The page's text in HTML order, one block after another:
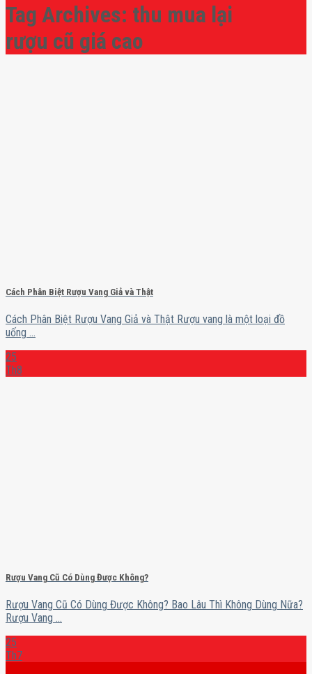
Tag Archives: thu mua lại
rượu cũ giá cao
Cách Phân Biệt Rượu Vang Giả và Thật
Cách Phân Biệt Rượu Vang Giả và Thật Rượu vang là một loại đồ
uống ...
25
Th8
Rượu Vang Cũ Có Dùng Được Không?
Rượu Vang Cũ Có Dùng Được Không? Bao Lâu Thì Không Dùng Nữa?
Rượu Vang ...
25
Th7